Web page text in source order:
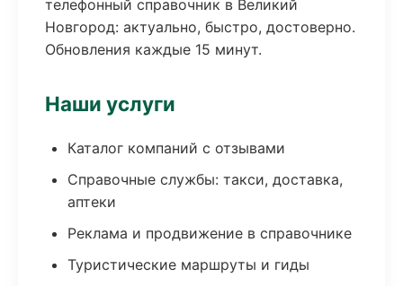
телефонный справочник в Великий
Новгород: актуально, быстро, достоверно.
Обновления каждые 15 минут.
Наши услуги
Каталог компаний с отзывами
Справочные службы: такси, доставка,
аптеки
Реклама и продвижение в справочнике
Туристические маршруты и гиды